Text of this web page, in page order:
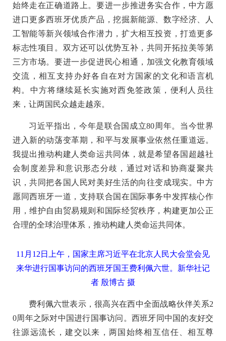
始终走在正确道路上。要进一步推进务实合作，中方愿
进口更多西班牙优质产品，挖掘新能源、数字经济、人
工智能等新兴领域合作潜力，扩大相互投资，打造更多
标志性项目。双方还可以优势互补，共同开拓拉美等第
三方市场。要进一步促进民心相通，加强文化教育领域
交流，相互支持办好各自在对方国家的文化和语言机
构。中方将继续延长实施对西免签政策，便利人员往
来，让两国民众越走越亲。
习近平指出，今年是联合国成立80周年。当今世界
进入新的动荡变革期，和平与发展事业依然任重道远。
我提出推动构建人类命运共同体，就是希望各国超越社
会制度差异和意识形态分歧，通过对话和协商凝聚共
识，共同把各国人民对美好生活的向往变成现实。中方
愿同西班牙一道，支持联合国在国际事务中发挥核心作
用，维护自由贸易规则和国际经贸秩序，构建更加公正
合理的全球治理体系，推动构建人类命运共同体。
11月12日上午，国家主席习近平在北京人民大会堂会见
来华进行国事访问的西班牙国王费利佩六世。新华社记
者 殷博古 摄
费利佩六世表示，很高兴在西中全面战略伙伴关系2
0周年之际对中国进行国事访问。西班牙同中国的友好交
往源远流长，建交以来，两国始终相互信任、相互尊